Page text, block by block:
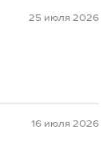
25 июля 2026
16 июля 2026